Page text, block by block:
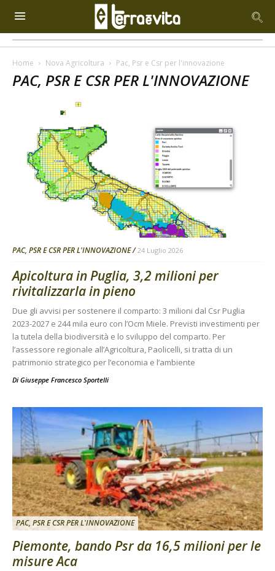
Home Nova Agricoltura Pac, Psr e Csr per l'innovazione
PAC, PSR E CSR PER L'INNOVAZIONE
PAC, PSR E CSR PER L'INNOVAZIONE 24 Luglio 2026
Apicoltura in Puglia, 3,2 milioni per
rivitalizzarla in pieno
Due gli avvisi per sostenere il comparto: 3 milioni dal Csr Puglia
2023-2027 e 244 mila euro con l’Ocm Miele. Previsti investimenti per
la tutela della biodiversità e lo sviluppo del comparto. Per
l’assessore regionale all’Agricoltura, Paolicelli, si tratta di un
patrimonio strategico per l’economia e l’ambiente
Di Giuseppe Francesco Sportelli
PAC, PSR E CSR PER L'INNOVAZIONE
Piemonte, bando Psr da 16,5 milioni per le
misure Aca